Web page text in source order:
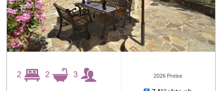
2 2 3 2026 Preise